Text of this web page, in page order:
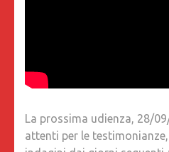
La prossima udienza, 28/
attenti per le